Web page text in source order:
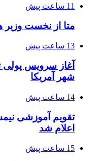
11 ساعت پیش
متا از نخست وزیر
13 ساعت پیش
آغاز سرویس
شهر آمریکا
14 ساعت پیش
تقویم آموزشی
اعلام شد
15 ساعت پیش